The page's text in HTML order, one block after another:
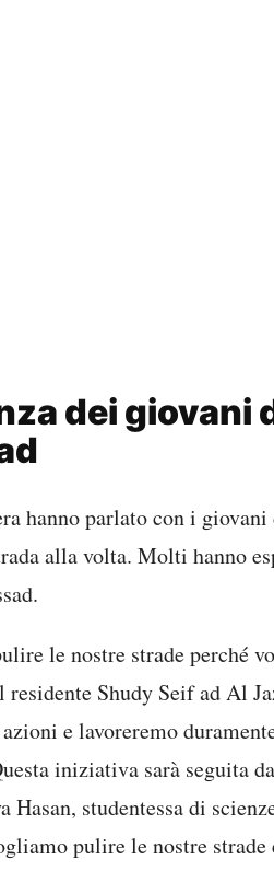
dei giovani
hanno parlato con i
alla volta. Molti hanno
le nostre strade perché
residente Shudy Seif ad Al
e lavoreremo
iniziativa sarà seguita
Hasan, studentessa di
pulire le nostre